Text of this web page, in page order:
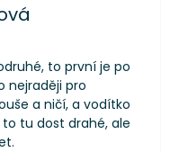
je 5 z 5 hvězdiček.
to první je po
nejraději pro
a ničí, a vodítko
to tu dost drahé, ale